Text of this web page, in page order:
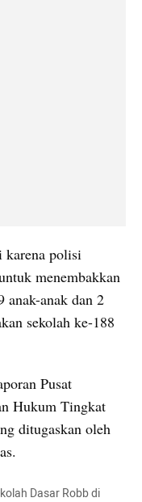
polisi
menembakkan
anak-anak dan 2
sekolah ke-188
Pusat
Hukum Tingkat
ditugaskan oleh
Dasar Robb di